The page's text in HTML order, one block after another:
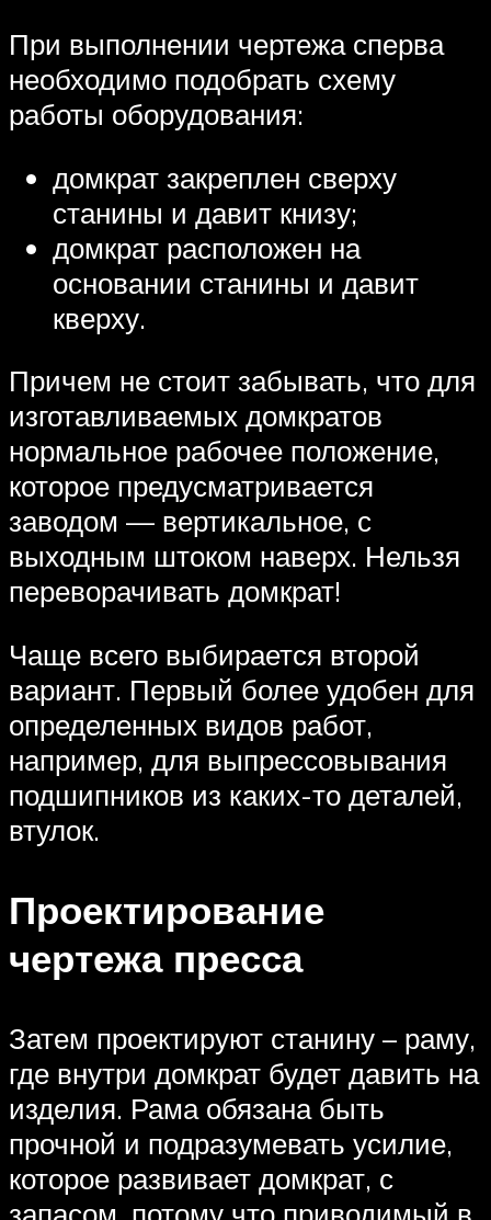
При выполнении чертежа сперва
необходимо подобрать схему
работы оборудования:
домкрат закреплен сверху
станины и давит книзу;
домкрат расположен на
основании станины и давит
кверху.
Причем не стоит забывать, что для
изготавливаемых домкратов
нормальное рабочее положение,
которое предусматривается
заводом — вертикальное, с
выходным штоком наверх. Нельзя
переворачивать домкрат!
Чаще всего выбирается второй
вариант. Первый более удобен для
определенных видов работ,
например, для выпрессовывания
подшипников из каких-то деталей,
втулок.
Проектирование
чертежа пресса
Затем проектируют станину – раму,
где внутри домкрат будет давить на
изделия. Рама обязана быть
прочной и подразумевать усилие,
которое развивает домкрат, с